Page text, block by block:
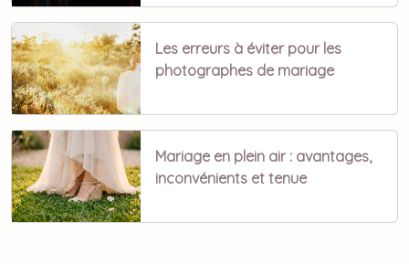
Les erreurs à éviter pour les
photographes de mariage
Mariage en plein air : avantages,
inconvénients et tenue